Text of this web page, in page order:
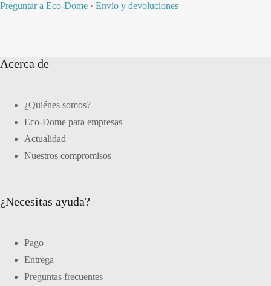
Preguntar a Eco-Dome · Envío y devoluciones
Acerca de
¿Quiénes somos?
Eco-Dome para empresas
Actualidad
Nuestros compromisos
¿Necesitas ayuda?
Pago
Entrega
Preguntas frecuentes